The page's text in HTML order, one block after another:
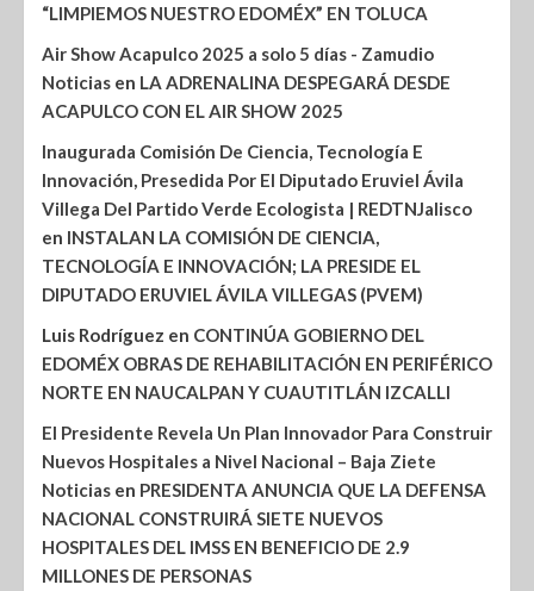
“LIMPIEMOS NUESTRO EDOMÉX” EN TOLUCA
Air Show Acapulco 2025 a solo 5 días - Zamudio
Noticias en LA ADRENALINA DESPEGARÁ DESDE
ACAPULCO CON EL AIR SHOW 2025
Inaugurada Comisión De Ciencia, Tecnología E
Innovación, Presedida Por El Diputado Eruviel Ávila
Villega Del Partido Verde Ecologista | REDTNJalisco
en INSTALAN LA COMISIÓN DE CIENCIA,
TECNOLOGÍA E INNOVACIÓN; LA PRESIDE EL
DIPUTADO ERUVIEL ÁVILA VILLEGAS (PVEM)
Luis Rodríguez en CONTINÚA GOBIERNO DEL
EDOMÉX OBRAS DE REHABILITACIÓN EN PERIFÉRICO
NORTE EN NAUCALPAN Y CUAUTITLÁN IZCALLI
El Presidente Revela Un Plan Innovador Para Construir
Nuevos Hospitales a Nivel Nacional – Baja Ziete
Noticias en PRESIDENTA ANUNCIA QUE LA DEFENSA
NACIONAL CONSTRUIRÁ SIETE NUEVOS
HOSPITALES DEL IMSS EN BENEFICIO DE 2.9
MILLONES DE PERSONAS